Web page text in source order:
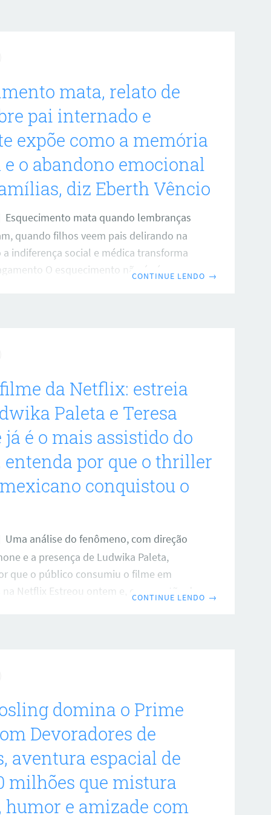
que variam de liberar todas as trocas a
mata, relato de
pai internado e
expõe como a memória
o abandono emocional
diz Eberth Vêncio
Esquecimento mata quando lembranças
quando filhos veem pais delirando na
a indiferença social e médica transforma
O esquecimento não é só uma
e contundentes se sucedem, e o leitor
CONTINUE LENDO →
da Netflix: estreia
Paleta e Teresa
é o mais assistido do
entenda por que o thriller
conquistou o
Uma análise do fenômeno, com direção
e a presença de Ludwika Paleta,
que o público consumiu o filme em
Netflix Estreou ontem e, em questão de
treinador jovem que desestabiliza as
CONTINUE LENDO →
domina o Prime
Devoradores de
aventura espacial de
milhões que mistura
humor e amizade com